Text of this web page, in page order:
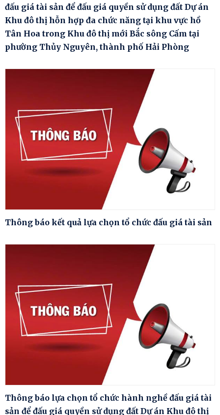
đấu giá tài sản để đấu giá quyền sử dụng đất Dự án
Khu đô thị hỗn hợp đa chức năng tại khu vực hồ
Tân Hoa trong Khu đô thị mới Bắc sông Cấm tại
phường Thủy Nguyên, thành phố Hải Phòng
Thông báo kết quả lựa chọn tổ chức đấu giá tài sản
Thông báo lựa chọn tổ chức hành nghề đấu giá tài
sản để đấu giá quyền sử dụng đất Dự án Khu đô thị